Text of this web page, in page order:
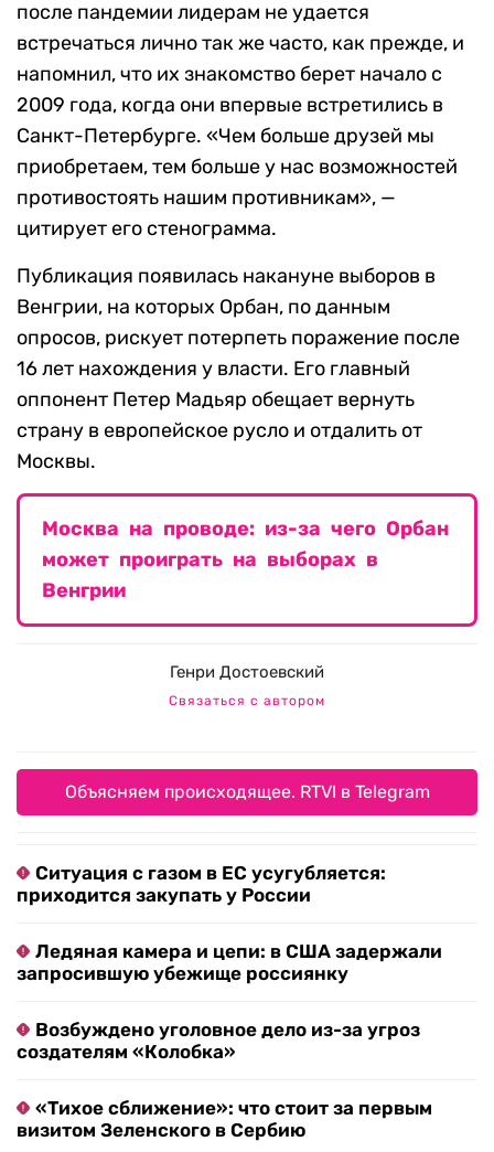
после пандемии лидерам не удается
встречаться лично так же часто, как прежде, и
напомнил, что их знакомство берет начало с
2009 года, когда они впервые встретились в
Санкт-Петербурге. «Чем больше друзей мы
приобретаем, тем больше у нас возможностей
противостоять нашим противникам», —
цитирует его стенограмма.
Публикация появилась накануне выборов в
Венгрии, на которых Орбан, по данным
опросов, рискует потерпеть поражение после
16 лет нахождения у власти. Его главный
оппонент Петер Мадьяр обещает вернуть
страну в европейское русло и отдалить от
Москвы.
Москва на проводе: из-за чего Орбан
может проиграть на выборах в
Венгрии
Генри Достоевский
Связаться с автором
Объясняем происходящее. RTVI в Telegram
Ситуация с газом в ЕС усугубляется:
приходится закупать у России
Ледяная камера и цепи: в США задержали
запросившую убежище россиянку
Возбуждено уголовное дело из-за угроз
создателям «Колобка»
«Тихое сближение»: что стоит за первым
визитом Зеленского в Сербию